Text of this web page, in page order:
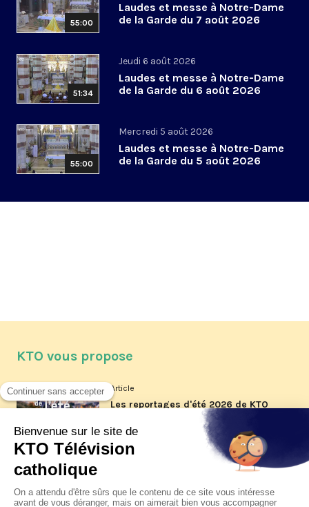
55:00
Laudes et messe à Notre-Dame
de la Garde du 7 août 2026
51:34
Jeudi 6 août 2026
Laudes et messe à Notre-Dame
de la Garde du 6 août 2026
55:00
Mercredi 5 août 2026
Laudes et messe à Notre-Dame
de la Garde du 5 août 2026
KTO vous propose
Article
Les reportages d'été 2026 de KTO
Article
La visite pastorale du pape Léon
jeudi 6 août